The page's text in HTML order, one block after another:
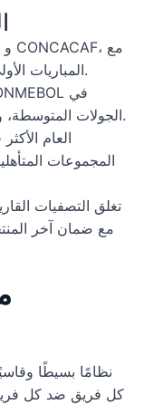
المباريات الأولى التي تحدد المراكز الأولية في الجداول.
الجولات المتوسطة، وتُرسخ اتحادات أخرى مراحل مجموعاتها.
المجموعات
مع ضمان آخر